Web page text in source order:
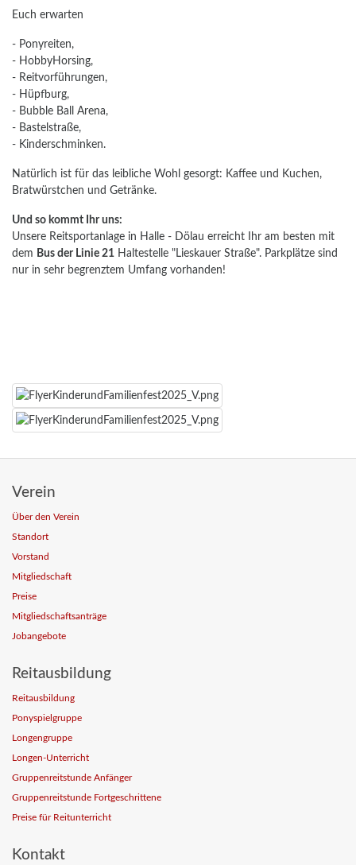
Euch erwarten
- Ponyreiten,
- HobbyHorsing,
- Reitvorführungen,
- Hüpfburg,
- Bubble Ball Arena,
- Bastelstraße,
- Kinderschminken.
Natürlich ist für das leibliche Wohl gesorgt: Kaffee und Kuchen,
Bratwürstchen und Getränke.
Und so kommt Ihr uns:
Unsere Reitsportanlage in Halle - Dölau erreicht Ihr am besten mit
dem Bus der Linie 21 Haltestelle "Lieskauer Straße". Parkplätze sind
nur in sehr begrenztem Umfang vorhanden!
Verein
Über den Verein
Standort
Vorstand
Mitgliedschaft
Preise
Mitgliedschaftsanträge
Jobangebote
Reitausbildung
Reitausbildung
Ponyspielgruppe
Longengruppe
Longen-Unterricht
Gruppenreitstunde Anfänger
Gruppenreitstunde Fortgeschrittene
Preise für Reitunterricht
Kontakt